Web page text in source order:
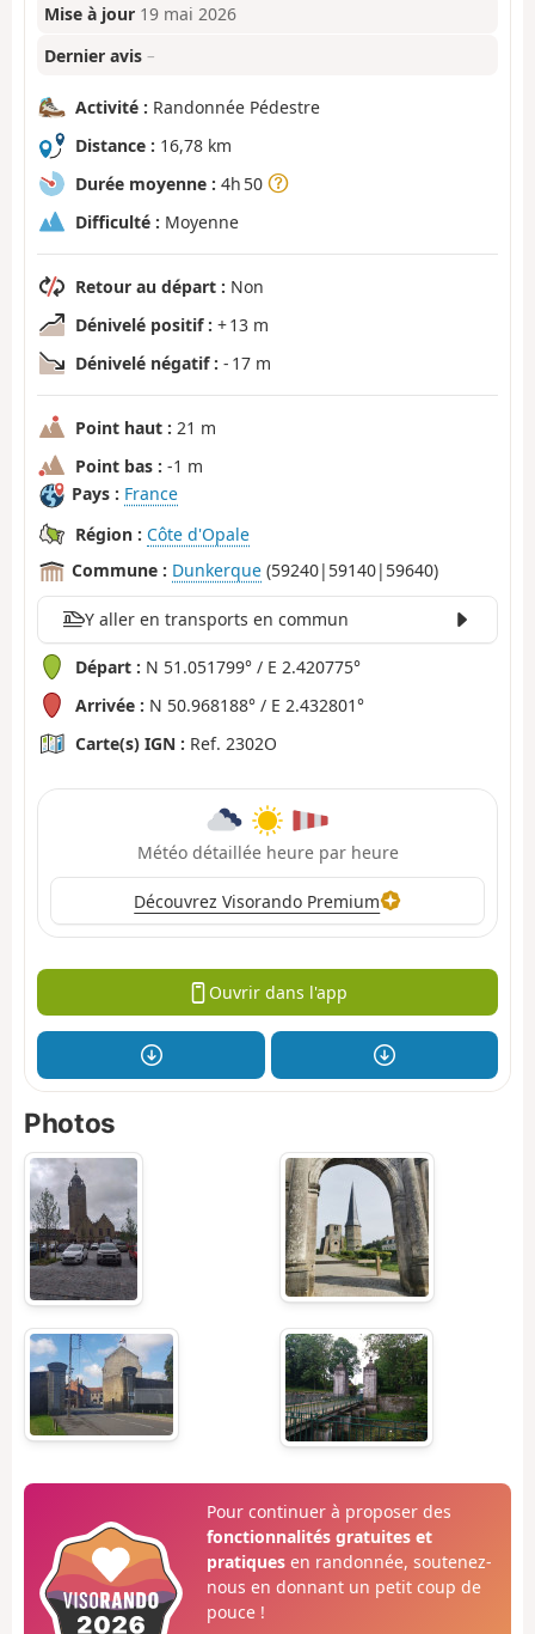
Mise à jour 19 mai 2026
Dernier avis –
Activité : Randonnée Pédestre
Distance : 16,78 km
Durée moyenne : 4h 50
Difficulté : Moyenne
Retour au départ : Non
Dénivelé positif : + 13 m
Dénivelé négatif : - 17 m
Point haut : 21 m
Point bas : -1 m
Pays : France
Région : Côte d'Opale
Commune : Dunkerque (59240|59140|59640)
Y aller en transports en commun
Départ : N 51.051799° / E 2.420775°
Arrivée : N 50.968188° / E 2.432801°
Carte(s) IGN : Ref. 2302O
Météo détaillée heure par heure
Découvrez Visorando Premium
Ouvrir dans l'app
Photos
Pour continuer à proposer des
fonctionnalités gratuites et
pratiquesen randonnée, soutenez-
nous en donnant un petit coup de
pouce !